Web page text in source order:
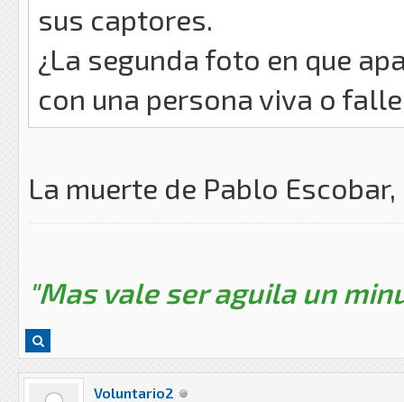
sus captores.
¿La segunda foto en que
con una persona viva o
La muerte de Pablo
"Mas vale ser aguila un
Voluntario2